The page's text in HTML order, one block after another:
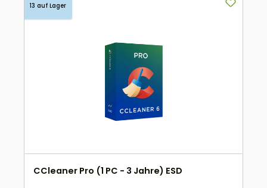
13 auf Lager
CCleaner Pro (1 PC - 3 Jahre) ESD